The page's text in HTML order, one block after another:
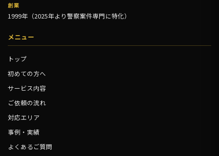
創業
1999年（2025年より警察案件専門に特化）
メニュー
トップ
初めての方へ
サービス内容
ご依頼の流れ
対応エリア
事例・実績
よくあるご質問